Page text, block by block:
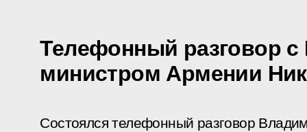
Телефонный разговор
министром Армении
Состоялся телефонный разговор